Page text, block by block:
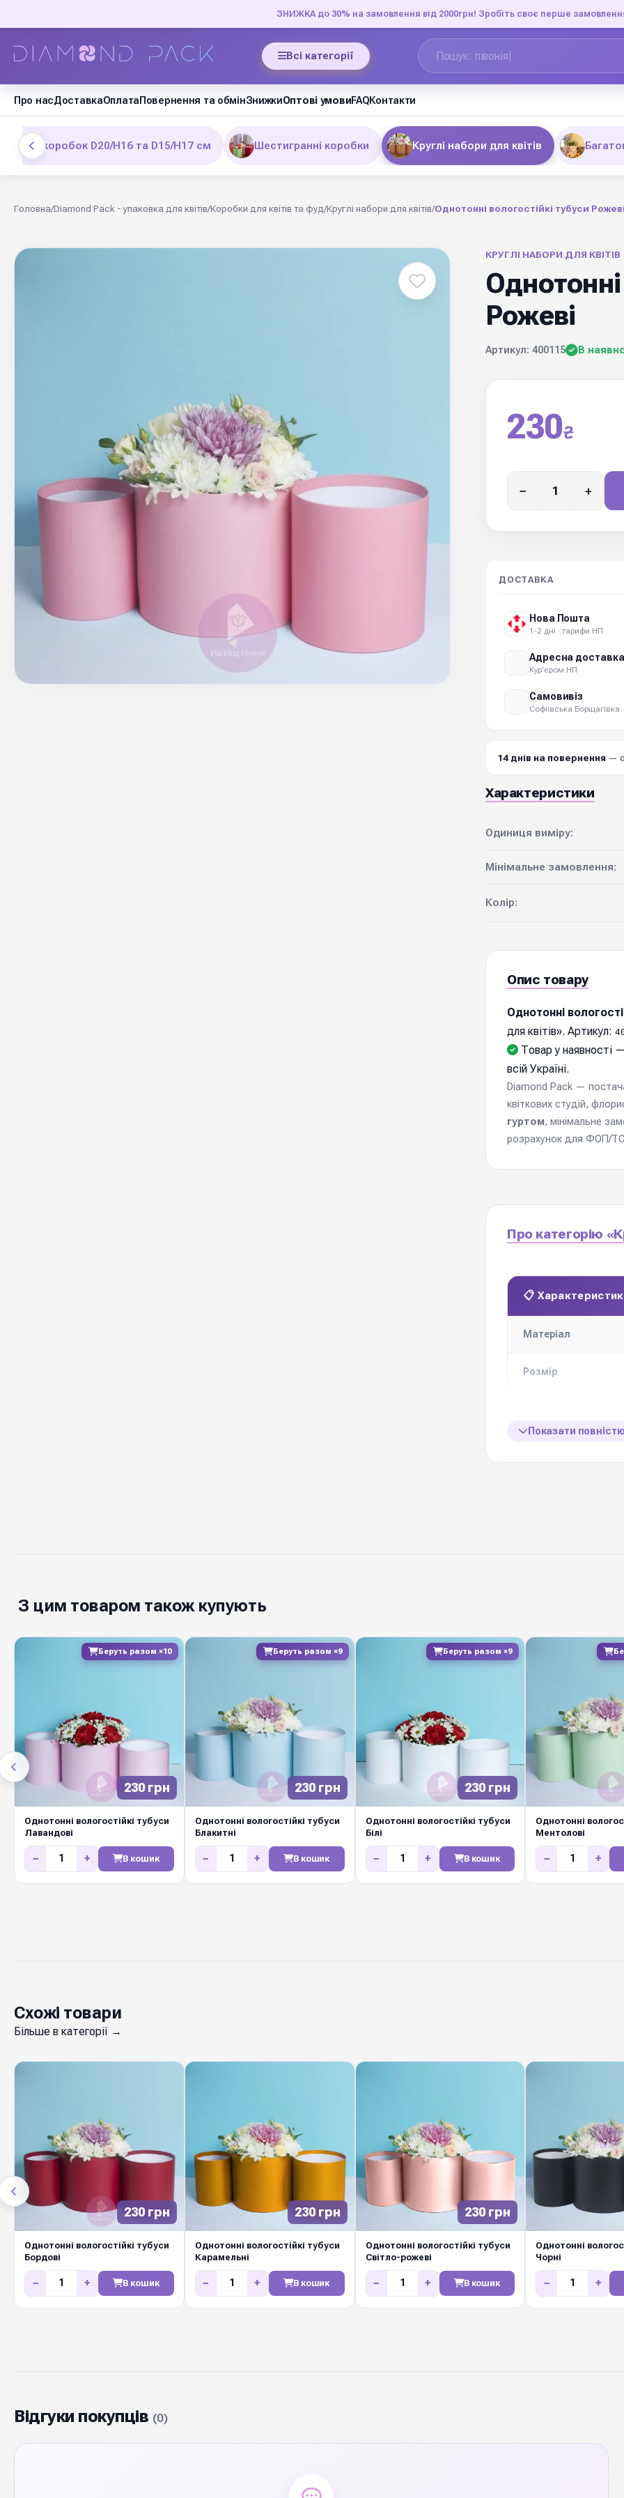
ЗНИЖКА до 30% на замовлення від 2000грн! Зробіть своє перше
Всі категорії
Про насДоставкаОплатаПовернення та обмінЗнижкиОптові умовиFAQКонтакти
коробок D20/Н16 та D15/Н17 см Шестигранні коробки Круглі набори для квітів
Головна/Diamond Pack - упаковка для квітів/Коробки для квітів та фуд/Круглі набори для квітів/Однотонні вологостійкі тубуси Рожеві
КРУГЛІ НАБОРИ ДЛЯ КВІТІВ
Однотонні
Рожеві
Артикул: 400115 В
230₴
− +
ДОСТАВКА
Нова Пошта
1-2 дні · тарифи НП
Адресна доставка
Кур'єром НП
Самовивіз
Софіївська Борщагівка
14 днів на повернення —
Характеристики
Одиниця виміру:
Мінімальне замовлення:
Колір:
Опис товару
Однотонні
для квітів». Артикул:
Товар у наявності
всій Україні.
Diamond Pack —
квіткових студій,
гуртом, мінімальне
розрахунок для ФОП/
Про категорію
📋
Матеріал
Розмір
подарунок готовим
Замовляйте оптом у
Показати повністю
З цим товаром також купують
230 грн
Беруть разом ×10
Однотонні вологостійкі тубуси
Лавандові
− + В кошик
230 грн
Беруть разом ×9
Однотонні вологостійкі тубуси
Блакитні
− + В кошик
230 грн
Беруть разом ×9
Однотонні вологостійкі тубуси
Білі
− + В кошик
Однотонні
Ментолові
− +
Схожі товари
Більше в категорії →
230 грн
Однотонні вологостійкі тубуси
Бордові
− + В кошик
230 грн
Однотонні вологостійкі тубуси
Карамельні
− + В кошик
230 грн
Однотонні вологостійкі тубуси
Світло-рожеві
− + В кошик
Однотонні
Чорні
− +
Відгуки покупців (0)